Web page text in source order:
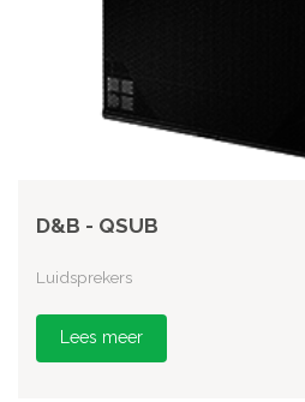
D&B - QSUB
Luidsprekers
Lees meer